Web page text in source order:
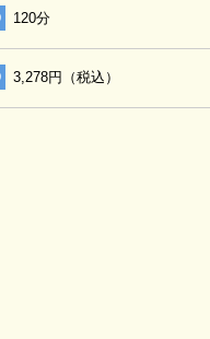
120分
3,278円（税込）